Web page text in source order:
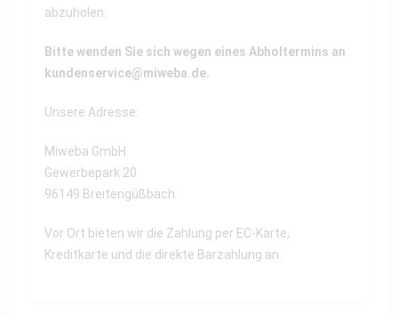
abzuholen.
Bitte wenden Sie sich wegen eines Abholtermins an
kundenservice@miweba.de.
Unsere Adresse:
Miweba GmbH
Gewerbepark 20
96149 Breitengüßbach
Vor Ort bieten wir die Zahlung per EC-Karte,
Kreditkarte und die direkte Barzahlung an.